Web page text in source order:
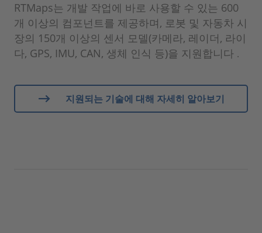
RTMaps는 개발 작업에 바로 사용할 수 있는 600
개 이상의 컴포넌트를 제공하며, 로봇 및 자동차 시
장의 150개 이상의 센서 모델(카메라, 레이더, 라이
다, GPS, IMU, CAN, 생체 인식 등)을 지원합니다 .
지원되는 기술에 대해 자세히 알아보기